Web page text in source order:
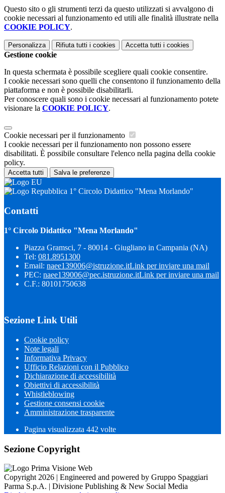
Questo sito o gli strumenti terzi da questo utilizzati si avvalgono di
cookie necessari al funzionamento ed utili alle finalità illustrate nella
COOKIE POLICY.
Personalizza Rifiuta tutti i cookies Accetta tutti i cookies
Gestione cookie
In questa schermata è possibile scegliere quali cookie consentire.
I cookie necessari sono quelli che consentono il funzionamento della
piattaforma e non è possibile disabilitarli.
Per conoscere quali sono i cookie necessari al funzionamento potete
visionare la COOKIE POLICY.
Cookie necessari per il funzionamento
I cookie necessari per il funzionamento non possono essere
disabilitati. È possibile consultare l'elenco nella pagina della cookie
policy.
Accetta tutti Salva le preferenze
1° Circolo Didattico "Mena Morlando"
Contatti
1° Circolo Didattico "Mena Morlando"
Piazza Gramsci, 7 - 80014 - Giugliano in Campania (NA)
Tel: 081.8951300
Email: naee139006@istruzione.itLink per inviare una mail
PEC: naee139006@pec.istruzione.itLink per inviare una mail
C.F.: 80101750638
Sezione Link Utili
Cookie policy
Note legali
Informativa Privacy
Ufficio Relazioni con il Pubblico
Dichiarazione di accessibilità
Obiettivi di accessibilità
Whistleblowing
Gestione consensi cookie
Amministrazione trasparente
Pagina visualizzata 442 volte
Sezione Copyright
Copyright 2026 | Engineered and powered by Gruppo Spaggiari
Parma S.p.A. | Divisione Publishing & New Social Media